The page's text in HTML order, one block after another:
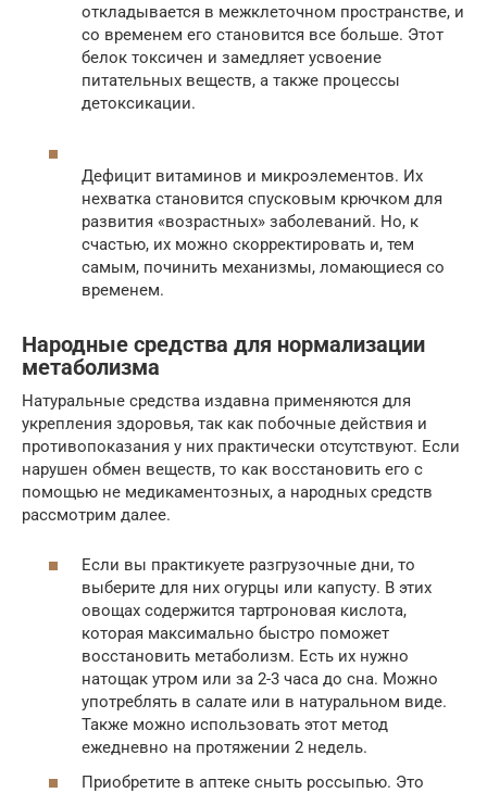
откладывается в межклеточном пространстве, и
со временем его становится все больше. Этот
белок токсичен и замедляет усвоение
питательных веществ, а также процессы
детоксикации.
Дефицит витаминов и микроэлементов. Их
нехватка становится спусковым крючком для
развития «возрастных» заболеваний. Но, к
счастью, их можно скорректировать и, тем
самым, починить механизмы, ломающиеся со
временем.
Народные средства для нормализации
метаболизма
Натуральные средства издавна применяются для
укрепления здоровья, так как побочные действия и
противопоказания у них практически отсутствуют. Если
нарушен обмен веществ, то как восстановить его с
помощью не медикаментозных, а народных средств
рассмотрим далее.
Если вы практикуете разгрузочные дни, то
выберите для них огурцы или капусту. В этих
овощах содержится тартроновая кислота,
которая максимально быстро поможет
восстановить метаболизм. Есть их нужно
натощак утром или за 2-3 часа до сна. Можно
употреблять в салате или в натуральном виде.
Также можно использовать этот метод
ежедневно на протяжении 2 недель.
Приобретите в аптеке сныть россыпью. Это